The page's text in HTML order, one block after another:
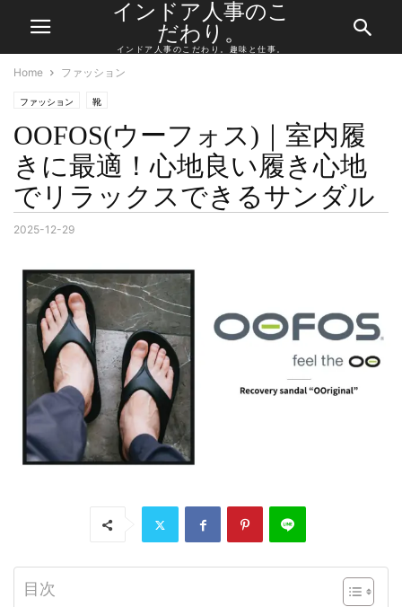
インドア人事のこ
だわり。
インドア人事のこだわり。趣味と仕事。
Home ファッション
ファッション 靴
OOFOS(ウーフォス)｜室内履
きに最適！心地良い履き心地
でリラックスできるサンダル
2025-12-29
目次